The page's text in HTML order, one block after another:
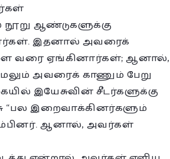
ஆண்டுகளுக்கு
இதனால் அவரைக்
வரை ஏங்கினார்கள்; ஆனால்,
அவரைக் காணும் பேறு
இயேசுவின் சீடர்களுக்கு
“பல இறைவாக்கினர்களும்
ஆனால், அவர்கள்